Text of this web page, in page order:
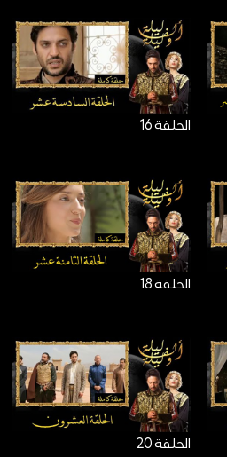
الحلقة 16
الحلقة 18
الحلقة 20